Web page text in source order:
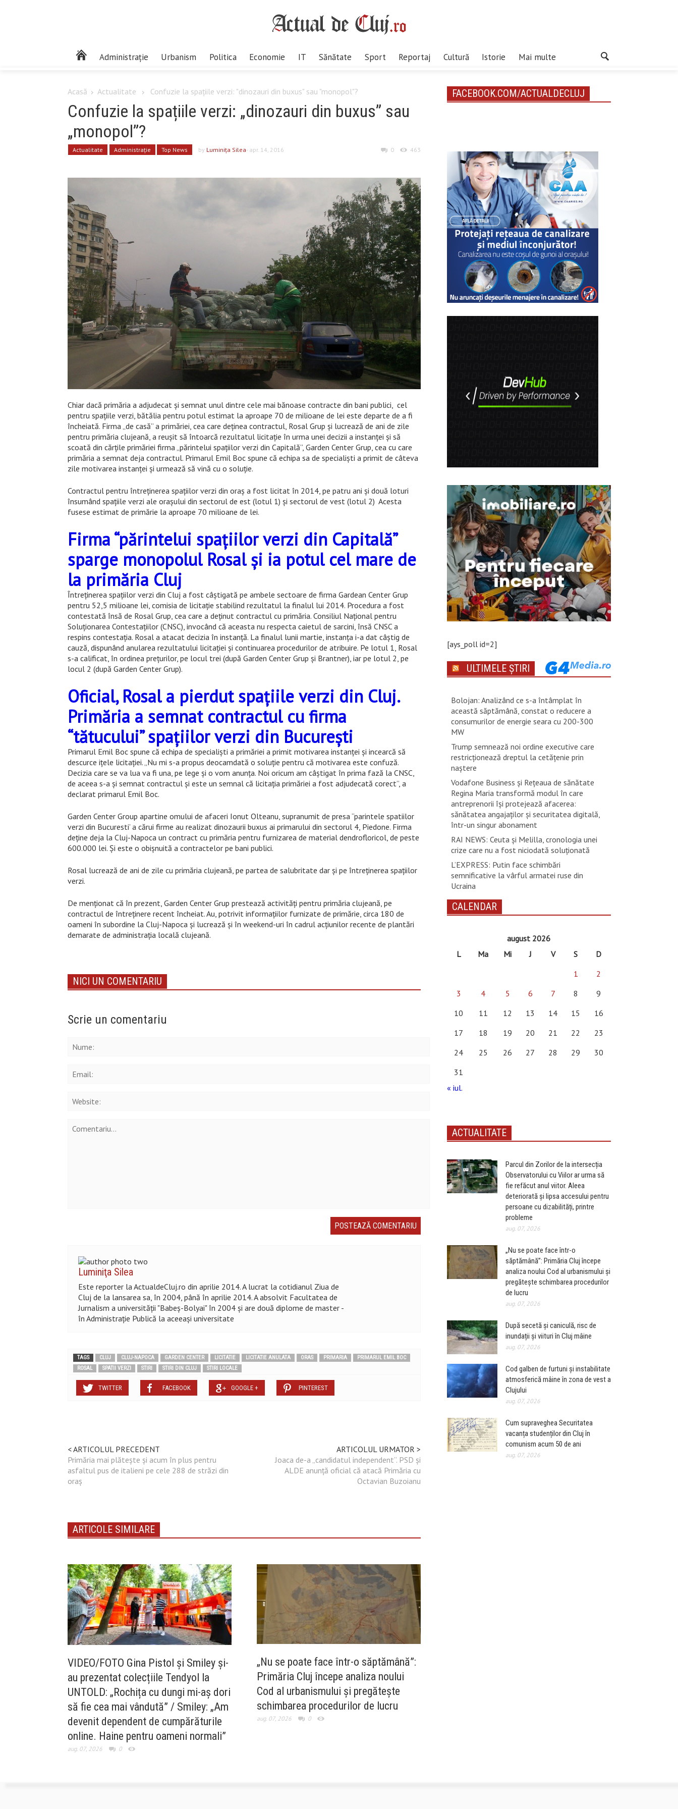
Administrație Urbanism Politica Economie IT Sănătate Sport Reportaj Cultură Istorie Mai multe
Acasă Actualitate Confuzie la spațiile verzi: "dinozauri din buxus" sau "monopol"?
Confuzie la spațiile verzi: „dinozauri din buxus” sau
„monopol”?
Actualitate Administrație Top News by Luminiţa Silea- apr. 14, 2016 0 463
Chiar dacă primăria a adjudecat și semnat unul dintre cele mai bănoase contracte din bani publici, cel
pentru spațiile verzi, bătălia pentru potul estimat la aproape 70 de milioane de lei este departe de a fi
încheiată. Firma „de casă” a primăriei, cea care deținea contractul, Rosal Grup și lucrează de ani de zile
pentru primăria clujeană, a reușit să întoarcă rezultatul licitație în urma unei decizii a instanței și să
scoată din cărțile primăriei firma „părintelui spațiilor verzi din Capitală”, Garden Center Grup, cea cu care
primăria a semnat deja contractul. Primarul Emil Boc spune că echipa sa de specialiști a primit de câteva
zile motivarea instanței și urmează să vină cu o soluție.
Contractul pentru întreținerea spațiilor verzi din oraș a fost licitat în 2014, pe patru ani și două loturi
însumând spațiile verzi ale orașului din sectorul de est (lotul 1) și sectorul de vest (lotul 2) Acesta
fusese estimat de primărie la aproape 70 milioane de lei.
Firma “părintelui spațiilor verzi din Capitală”
sparge monopolul Rosal și ia potul cel mare de
la primăria Cluj
Întreținerea spațiilor verzi din Cluj a fost câștigată pe ambele sectoare de firma Gardean Center Grup
pentru 52,5 milioane lei, comisia de licitație stabilind rezultatul la finalul lui 2014. Procedura a fost
contestată însă de Rosal Grup, cea care a deținut contractul cu primăria. Consiliul Național pentru
Soluționarea Contestațiilor (CNSC), invocând că aceasta nu respecta caietul de sarcini, însă CNSC a
respins contestația. Rosal a atacat decizia în instanță. La finalul lunii martie, instanța i-a dat câștig de
cauză, dispunând anularea rezultatului licitației și continuarea procedurilor de atribuire. Pe lotul 1, Rosal
s-a calificat, în ordinea prețurilor, pe locul trei (după Garden Center Grup și Brantner), iar pe lotul 2, pe
locul 2 (după Garden Center Grup).
Oficial, Rosal a pierdut spațiile verzi din Cluj.
Primăria a semnat contractul cu firma
“tătucului” spațiilor verzi din București
Primarul Emil Boc spune că echipa de specialiști a primăriei a primit motivarea instanței și incearcă să
descurce ițele licitației. „Nu mi s-a propus deocamdată o soluție pentru că motivarea este confuză.
Decizia care se va lua va fi una, pe lege și o vom anunța. Noi oricum am câștigat în prima fază la CNSC,
de aceea s-a și semnat contractul și este un semnal că licitația primăriei a fost adjudecată corect”, a
declarat primarul Emil Boc.
Garden Center Group apartine omului de afaceri Ionut Olteanu, supranumit de presa “parintele spatiilor
verzi din Bucuresti’ a cărui firme au realizat dinozaurii buxus ai primarului din sectorul 4, Piedone. Firma
deține deja la Cluj-Napoca un contract cu primăria pentru furnizarea de material dendrofloricol, de peste
600.000 lei. Și este o obișnuită a contractelor pe bani publici.
Rosal lucrează de ani de zile cu primăria clujeană, pe partea de salubritate dar și pe întreținerea spațiilor
verzi.
De menționat că în prezent, Garden Center Grup prestează activități pentru primăria clujeană, pe
contractul de întreținere recent încheiat. Au, potrivit informațiilor furnizate de primărie, circa 180 de
oameni în subordine la Cluj-Napoca și lucrează și în weekend-uri în cadrul acțiunilor recente de plantări
demarate de administrația locală clujeană.
NICI UN COMENTARIU
Scrie un comentariu
Luminiţa Silea
Este reporter la ActualdeCluj.ro din aprilie 2014. A lucrat la cotidianul Ziua de
Cluj de la lansarea sa, în 2004, până în aprilie 2014. A absolvit Facultatea de
Jurnalism a universității "Babeș-Bolyai" în 2004 şi are două diplome de master -
în Administraţie Publică la aceeaşi universitate
TAGS CLUJ CLUJ-NAPOCA GARDEN CENTER LICITATIE LICITATIE ANULATA ORAS PRIMARIA
PRIMARUL EMIL BOC
ROSAL
SPATII VERZI STIRI STIRI DIN CLUJ STIRI LOCALE
TWITTER FACEBOOK GOOGLE + PINTEREST
< ARTICOLUL PRECEDENT
Primăria mai plătește și acum în plus pentru
asfaltul pus de italieni pe cele 288 de străzi din
oraș
ARTICOLUL URMATOR >
Joaca de-a „candidatul independent”. PSD și
ALDE anunță oficial că atacă Primăria cu
Octavian Buzoianu
ARTICOLE SIMILARE
VIDEO/FOTO Gina Pistol și Smiley și-
au prezentat colecțiile Tendyol la
UNTOLD: „Rochița cu dungi mi-aș dori
să fie cea mai vândută” / Smiley: „Am
devenit dependent de cumpărăturile
online. Haine pentru oameni normali”
aug. 07, 2026 0
„Nu se poate face într-o săptămână”:
Primăria Cluj începe analiza noului
Cod al urbanismului și pregătește
schimbarea procedurilor de lucru
aug. 07, 2026 0
FACEBOOK.COM/ACTUALDECLUJ
[ays_poll id=2]
ULTIMELE ȘTIRI
Bolojan: Analizând ce s-a întâmplat în
această săptămână, constat o reducere a
consumurilor de energie seara cu 200-300
MW
Trump semnează noi ordine executive care
restricţionează dreptul la cetăţenie prin
naştere
Vodafone Business și Rețeaua de sănătate
Regina Maria transformă modul în care
antreprenorii își protejează afacerea:
sănătatea angajaților și securitatea digitală,
într-un singur abonament
RAI NEWS: Ceuta și Melilla, cronologia unei
crize care nu a fost niciodată soluționată
L’EXPRESS: Putin face schimbări
semnificative la vârful armatei ruse din
Ucraina
CALENDAR
august 2026
L
Ma Mi J V S
D
1
2
3
4 5 6 7 8
9
10
11 12 13 14 15
16
17
18 19 20 21 22
23
24
25 26 27 28 29
30
31
« iul.
ACTUALITATE
Parcul din Zorilor de la intersecția
Observatorului cu Viilor ar urma să
fie refăcut anul viitor. Aleea
deteriorată și lipsa accesului pentru
persoane cu dizabilități, printre
probleme
aug. 07, 2026
„Nu se poate face într-o
săptămână”: Primăria Cluj începe
analiza noului Cod al urbanismului și
pregătește schimbarea procedurilor
de lucru
aug. 07, 2026
După secetă și caniculă, risc de
inundații și viituri în Cluj mâine
aug. 07, 2026
Cod galben de furtuni și instabilitate
atmosferică mâine în zona de vest a
Clujului
aug. 07, 2026
Cum supraveghea Securitatea
vacanța studenților din Cluj în
comunism acum 50 de ani
aug. 07, 2026